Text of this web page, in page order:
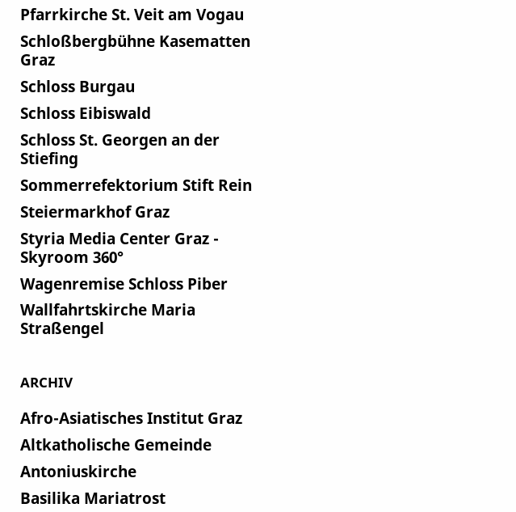
Pfarrkirche St. Veit am Vogau
Schloßbergbühne Kasematten
Graz
Schloss Burgau
Schloss Eibiswald
Schloss St. Georgen an der
Stiefing
Sommerrefektorium Stift Rein
Steiermarkhof Graz
Styria Media Center Graz -
Skyroom 360°
Wagenremise Schloss Piber
Wallfahrtskirche Maria
Straßengel
ARCHIV
Afro-Asiatisches Institut Graz
Altkatholische Gemeinde
Antoniuskirche
Basilika Mariatrost